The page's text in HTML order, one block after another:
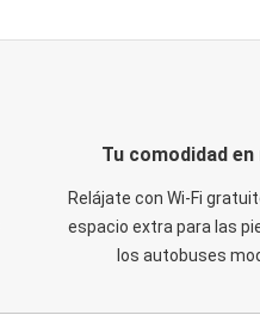
Tu comodidad
Relájate con Wi-Fi
espacio extra para las
los autobuses